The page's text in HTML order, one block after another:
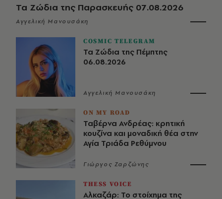
Τα Ζώδια της Παρασκευής 07.08.2026
Αγγελική Μανουσάκη
COSMIC TELEGRAM
Τα Ζώδια της Πέμπτης
06.08.2026
Αγγελική Μανουσάκη
ON MY ROAD
Ταβέρνα Ανδρέας: κρητική
κουζίνα και μοναδική θέα στην
Αγία Τριάδα Ρεθύμνου
Γιώργος Ζαρζώνης
THESS VOICE
Αλκαζάρ: Το στοίχημα της